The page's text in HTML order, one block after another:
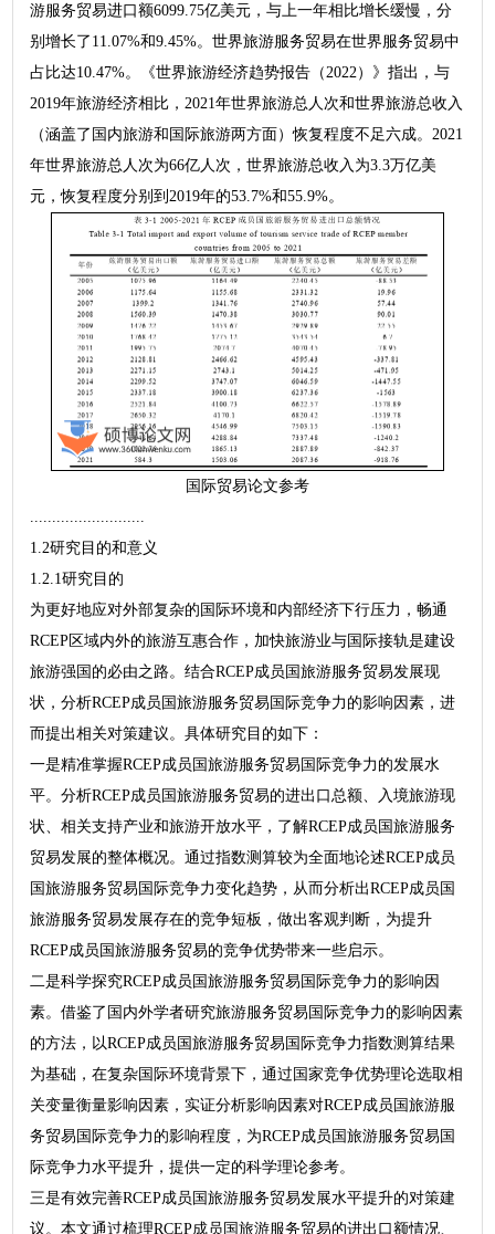
游服务贸易进口额6099.75亿美元，与上一年相比增长缓慢，分
别增长了11.07%和9.45%。世界旅游服务贸易在世界服务贸易中
占比达10.47%。《世界旅游经济趋势报告（2022）》指出，与
2019年旅游经济相比，2021年世界旅游总人次和世界旅游总收入
（涵盖了国内旅游和国际旅游两方面）恢复程度不足六成。2021
年世界旅游总人次为66亿人次，世界旅游总收入为3.3万亿美
元，恢复程度分别到2019年的53.7%和55.9%。
国际贸易论文参考
..........................
1.2研究目的和意义
1.2.1研究目的
为更好地应对外部复杂的国际环境和内部经济下行压力，畅通
RCEP区域内外的旅游互惠合作，加快旅游业与国际接轨是建设
旅游强国的必由之路。结合RCEP成员国旅游服务贸易发展现
状，分析RCEP成员国旅游服务贸易国际竞争力的影响因素，进
而提出相关对策建议。具体研究目的如下：
一是精准掌握RCEP成员国旅游服务贸易国际竞争力的发展水
平。分析RCEP成员国旅游服务贸易的进出口总额、入境旅游现
状、相关支持产业和旅游开放水平，了解RCEP成员国旅游服务
贸易发展的整体概况。通过指数测算较为全面地论述RCEP成员
国旅游服务贸易国际竞争力变化趋势，从而分析出RCEP成员国
旅游服务贸易发展存在的竞争短板，做出客观判断，为提升
RCEP成员国旅游服务贸易的竞争优势带来一些启示。
二是科学探究RCEP成员国旅游服务贸易国际竞争力的影响因
素。借鉴了国内外学者研究旅游服务贸易国际竞争力的影响因素
的方法，以RCEP成员国旅游服务贸易国际竞争力指数测算结果
为基础，在复杂国际环境背景下，通过国家竞争优势理论选取相
关变量衡量影响因素，实证分析影响因素对RCEP成员国旅游服
务贸易国际竞争力的影响程度，为RCEP成员国旅游服务贸易国
际竞争力水平提升，提供一定的科学理论参考。
三是有效完善RCEP成员国旅游服务贸易发展水平提升的对策建
议。本文通过梳理RCEP成员国旅游服务贸易的进出口额情况、